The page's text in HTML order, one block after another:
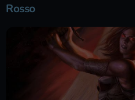
Rosso